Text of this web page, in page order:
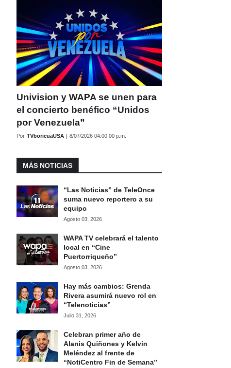
Univision y WAPA se unen para
el concierto benéfico “Unidos
por Venezuela”
Por TVboricuaUSA | 8/07/2026 04:00:00 p.m.
MÁS NOTICIAS
“Las Noticias” de TeleOnce
suma nuevo reportero a su
equipo
Agosto 03, 2026
WAPA TV celebrará el talento
local en “Cine
Puertorriqueño”
Agosto 03, 2026
Hay más cambios: Grenda
Rivera asumirá nuevo rol en
“Telenoticias”
Julio 31, 2026
Celebran primer año de
Alanis Quiñones y Kelvin
Meléndez al frente de
“NotiCentro Fin de Semana”